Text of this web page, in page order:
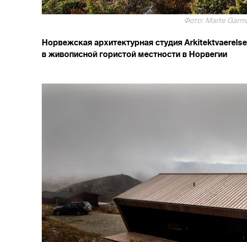
Фото: Marte
Норвежская архитектурная студия
в живописной гористой местности в Норвегии